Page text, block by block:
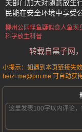
关部门加大对随意放生
民能在安全环境中享受
柳州公园怪鱼疑似食人鱼现
科学放生科普
转载自黑子网
小提示：如遇到本页链接失
heizi.me@pm.me 可自动获